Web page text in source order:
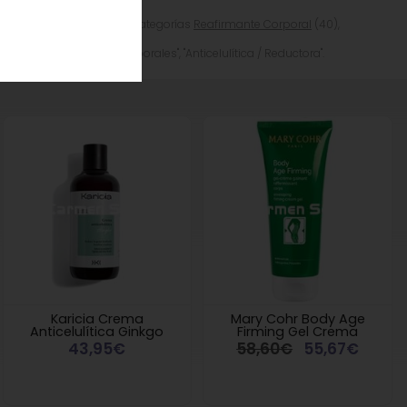
Karicia Crema
Anticelulítica Ginkgo
43,95€
Mary Cohr Body Age
Firming Gel Crema
58,60€ 55,67€